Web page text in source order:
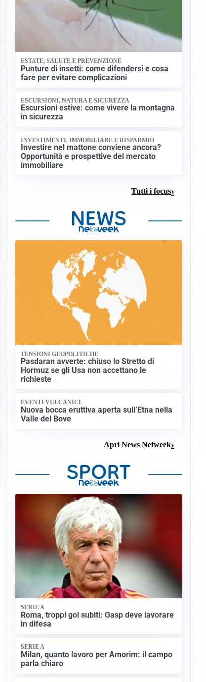
ESTATE, SALUTE E PREVENZIONE
Punture di insetti: come difendersi e cosa
fare per evitare complicazioni
ESCURSIONI, NATURA E SICUREZZA
Escursioni estive: come vivere la montagna
in sicurezza
INVESTIMENTI, IMMOBILIARE E RISPARMIO
Investire nel mattone conviene ancora?
Opportunità e prospettive del mercato
immobiliare
Tutti i focus
TENSIONI GEOPOLITICHE
Pasdaran avverte: chiuso lo Stretto di
Hormuz se gli Usa non accettano le
richieste
EVENTI VULCANICI
Nuova bocca eruttiva aperta sull’Etna nella
Valle del Bove
Apri News Netweek
SERIE A
Roma, troppi gol subiti: Gasp deve lavorare
in difesa
SERIE A
Milan, quanto lavoro per Amorim: il campo
parla chiaro